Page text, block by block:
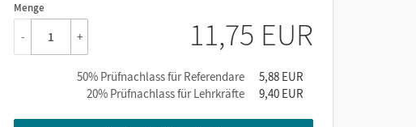
Menge
1
- + 11,75 EUR
50% Prüfnachlass für Referendare
5,88 EUR
20% Prüfnachlass für Lehrkräfte
9,40 EUR